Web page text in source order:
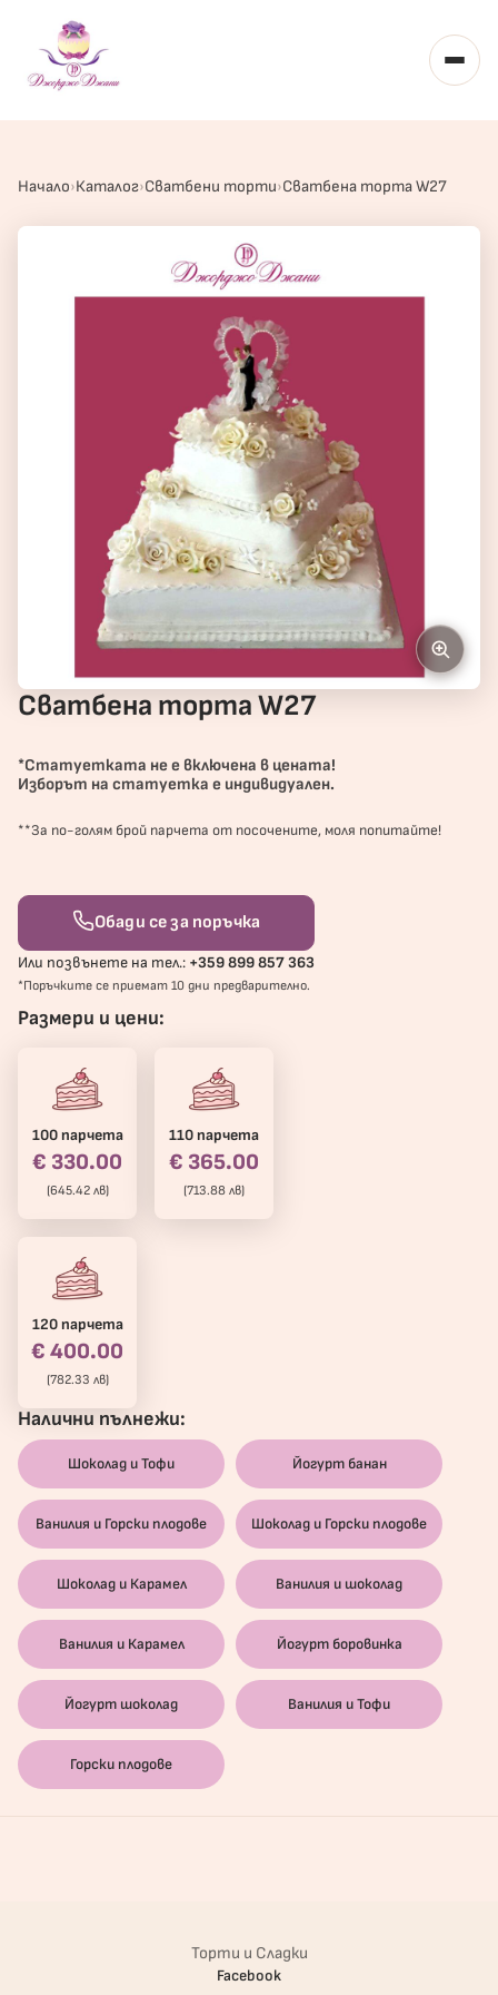
Начало Каталог Сватбени торти Сватбена торта W27
*Статуетката не е включена в цената!
Изборът на статуетка е индивидуален.
**За по-голям брой парчета от посочените, моля попитайте!
Обади се за поръчка
Или позвънете на тел.: +359 899 857 363
*Поръчките се приемат 10 дни предварително.
Сватбена торта W27
Размери и цени:
100 парчета
€ 330.00
(645.42 лв)
110 парчета
€ 365.00
(713.88 лв)
120 парчета
€ 400.00
(782.33 лв)
Налични пълнежи:
Шоколад и Тофи Йогурт банан
Ванилия и Горски плодове Шоколад и Горски плодове
Шоколад и Карамел Ванилия и шоколад
Ванилия и Карамел Йогурт боровинка
Йогурт шоколад Ванилия и Тофи
Горски плодове
Торти и Сладки
Facebook